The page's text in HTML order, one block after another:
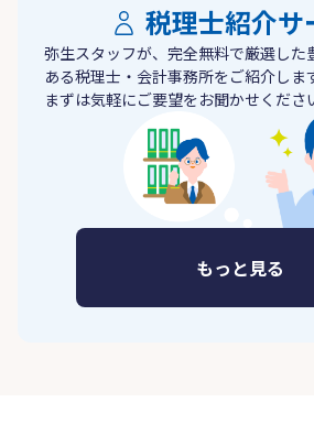
税理士紹介サ
弥生スタッフが、完全無料で厳選した
ある税理士・会計事務所をご紹介しま
まずは気軽にご要望をお聞かせくださ
もっと見る